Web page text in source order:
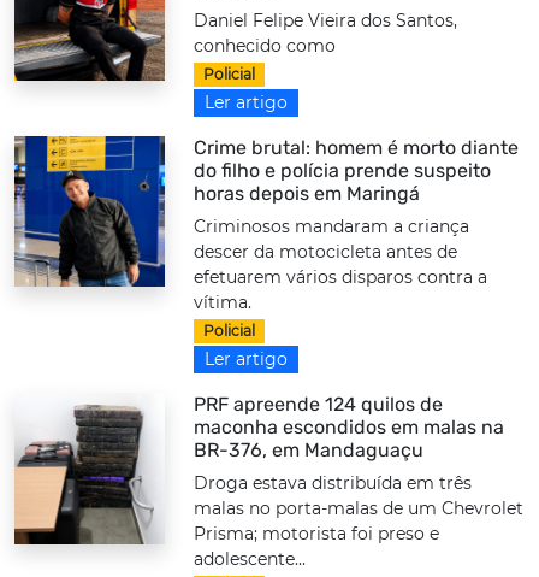
Daniel Felipe Vieira dos Santos,
conhecido como
Policial
Ler artigo
Crime brutal: homem é morto diante
do filho e polícia prende suspeito
horas depois em Maringá
Criminosos mandaram a criança
descer da motocicleta antes de
efetuarem vários disparos contra a
vítima.
Policial
Ler artigo
PRF apreende 124 quilos de
maconha escondidos em malas na
BR-376, em Mandaguaçu
Droga estava distribuída em três
malas no porta-malas de um Chevrolet
Prisma; motorista foi preso e
adolescente...